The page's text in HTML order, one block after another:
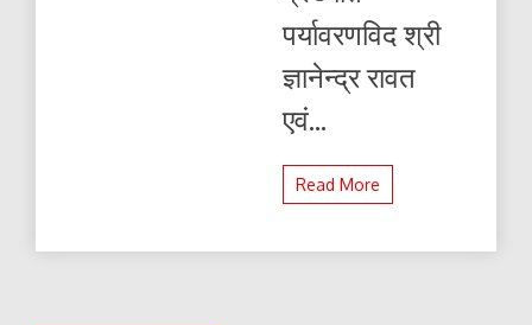
पर्यावरणविद श्री
ज्ञानेन्द्र रावत
एवं...
Read More